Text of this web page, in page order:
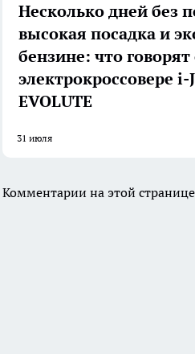
Несколько дней без
высокая посадка и
бензине: что говорят
электрокроссовере i-
EVOLUTE
31 июля
Комментарии на этой